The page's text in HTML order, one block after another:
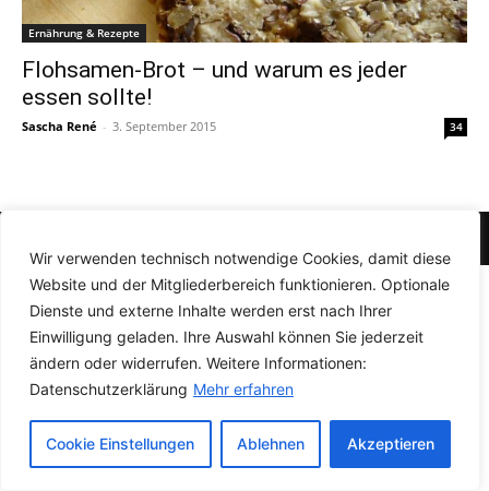
Wir verwenden technisch notwendige Cookies, damit diese
Website und der Mitgliederbereich funktionieren. Optionale
Dienste und externe Inhalte werden erst nach Ihrer
Einwilligung geladen. Ihre Auswahl können Sie jederzeit
ändern oder widerrufen. Weitere Informationen:
Datenschutzerklärung Mehr erfahren
Cookie Einstellungen Ablehnen Akzeptieren
Ernährung & Rezepte
Flohsamen-Brot – und warum es jeder
essen sollte!
Sascha René - 3. September 2015 34